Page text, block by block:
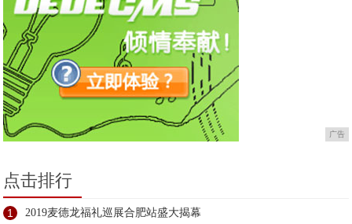
广告
点击排行
1 2019麦德龙福礼巡展合肥站盛大揭幕